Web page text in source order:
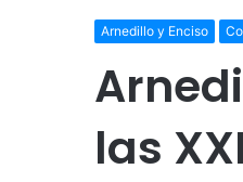
Arnedillo y Enciso
las